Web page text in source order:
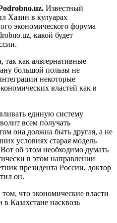
Известный
Хазин в кулуарах
экономического форума
какой будет
так как альтернативные
большой пользы не
некоторые
властей как в
единую систему
всем получать
она должна быть другая, а не
условиях старая модель
об этом необходимо думать
в этом направлении
президента России, доктор
он.
что экономические власти
Казахстане насквозь